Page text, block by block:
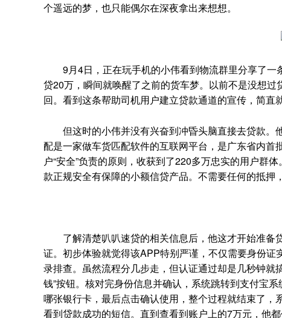
个遥远的梦，也只能偶尔在深夜拿出来想想。
9月4日，正在玩手机的小伟看到物流群里分享了一
贷20万，瞬间就唤醒了之前的货车梦。以前不是没想
回。看到这条帮助司机用户建立贷款通道的宣传，简直
但这时的小伟并没有兴奋到冲昏头脑直接去贷款。
配是一家做车货匹配软件的互联网平台，是广东省内
户“安全”负责的原则，收获到了220多万忠实的用户群
款正规安全有保障的小额信贷产品。不需要任何的抵押
了解清楚叭叭速贷的相关信息后，他这才开始准备
证。初步体验就觉得该APP特别严谨，不仅需要身份
录排查。虽然流程分几步走，但认证通过却是几秒钟就
钱”按钮。核对完身份信息并确认，系统跳转到支付宝
哪张银行卡，最后点击确认使用，整个过程就结束了，
看到贷款成功的短信。直到查看到账户上的7万元，他